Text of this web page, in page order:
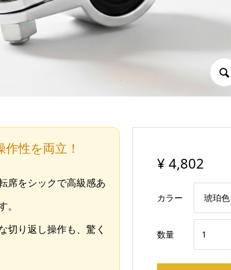
性を両立！
席をシックで高級感あ
。
切り返し操作も、驚く
¥ 4,802
カラー
数量
ッ